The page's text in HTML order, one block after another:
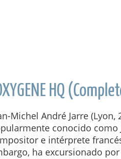
HQ
Michel André Jarre (Lyon,
conocido como
e intérprete
ha excursionado